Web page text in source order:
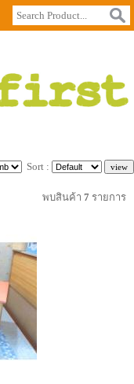
Sort :
พบสินค้า 7 รายการ